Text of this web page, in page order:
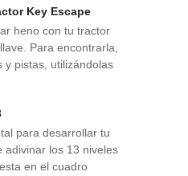
Key Escape
heno con tu tractor
Para encontrarla,
y pistas, utilizándolas
para desarrollar tu
adivinar los 13 niveles
en el cuadro